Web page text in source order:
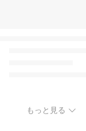
もっと見る